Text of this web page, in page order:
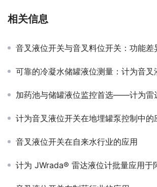
相关信息
音叉液位开关与音叉料位开关：功能差
可靠的冷凝水储罐液位测量：计为音叉
加药池与储罐液位监控首选——计为雷
计为音叉液位开关在地埋罐泵控制中的
音叉液位开关在自来水行业的应用
计为 JWrada® 雷达液位计批量应用于阿联酋